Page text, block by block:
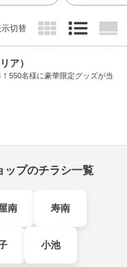
切替
ア）
550名様に豪華限定グッズが当
ップのチラシ一覧
南 寿南
小池